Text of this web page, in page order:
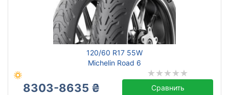
120/60 R17 55W
Michelin Road 6
8303-8635 ₴ Сравнить